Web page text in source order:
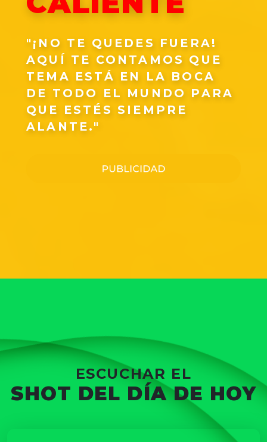
"¡NO TE QUEDES FUERA!
AQUÍ TE CONTAMOS QUE
TEMA ESTÁ EN LA BOCA
DE TODO EL MUNDO PARA
QUE ESTÉS SIEMPRE
ALANTE."
ESCUCHAR EL
SHOT DEL DÍA DE HOY